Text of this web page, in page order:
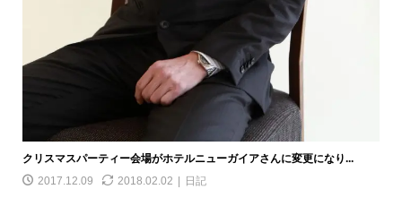
クリスマスパーティー会場がホテルニューガイアさんに変更になり...
2017.12.09
2018.02.02 日記